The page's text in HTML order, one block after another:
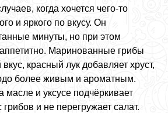
когда хочется чего‑то
и яркого по вкусу. Он
минуты, но при этом
Маринованные грибы
красный лук добавляет хруст,
более живым и ароматным.
масле и уксусе подчёркивает
и не перегружает салат.